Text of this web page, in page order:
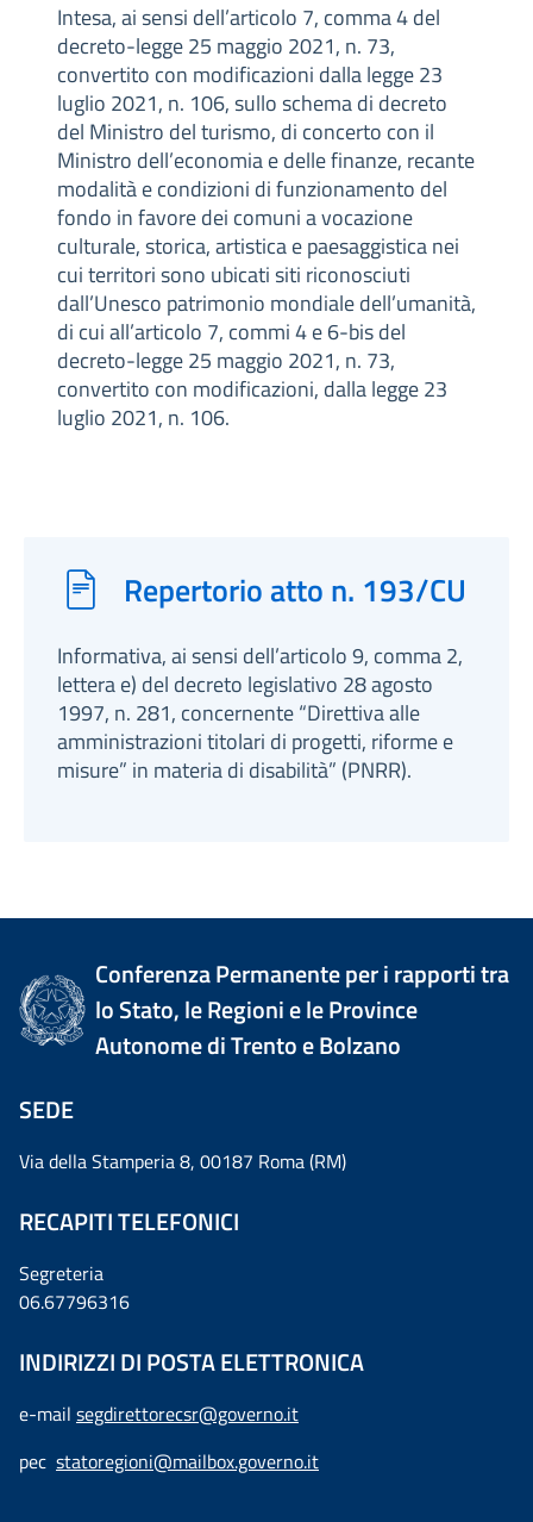
Intesa, ai sensi dell’articolo 7, comma 4 del
decreto-legge 25 maggio 2021, n. 73,
convertito con modificazioni dalla legge 23
luglio 2021, n. 106, sullo schema di decreto
del Ministro del turismo, di concerto con il
Ministro dell’economia e delle finanze, recante
modalità e condizioni di funzionamento del
fondo in favore dei comuni a vocazione
culturale, storica, artistica e paesaggistica nei
cui territori sono ubicati siti riconosciuti
dall’Unesco patrimonio mondiale dell’umanità,
di cui all’articolo 7, commi 4 e 6-bis del
decreto-legge 25 maggio 2021, n. 73,
convertito con modificazioni, dalla legge 23
luglio 2021, n. 106.
Repertorio atto n. 193/CU
Informativa, ai sensi dell’articolo 9, comma 2,
lettera e) del decreto legislativo 28 agosto
1997, n. 281, concernente “Direttiva alle
amministrazioni titolari di progetti, riforme e
misure” in materia di disabilità” (PNRR).
Conferenza Permanente per i rapporti tra
lo Stato, le Regioni e le Province
Autonome di Trento e Bolzano
SEDE
Via della Stamperia 8, 00187 Roma (RM)
RECAPITI TELEFONICI
Segreteria
06.67796316
INDIRIZZI DI POSTA ELETTRONICA
e-mail segdirettorecsr@governo.it
pec statoregioni@mailbox.governo.it